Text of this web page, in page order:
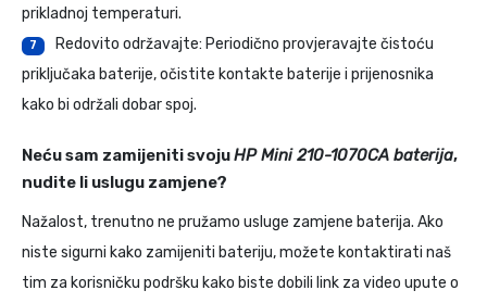
prikladnoj temperaturi.
7
Redovito održavajte: Periodično provjeravajte čistoću
priključaka baterije, očistite kontakte baterije i prijenosnika
kako bi održali dobar spoj.
Neću sam zamijeniti svojuHP Mini 210-1070CA baterija,
nudite li uslugu zamjene?
Nažalost, trenutno ne pružamo usluge zamjene baterija. Ako
niste sigurni kako zamijeniti bateriju, možete kontaktirati naš
tim za korisničku podršku kako biste dobili link za video upute o